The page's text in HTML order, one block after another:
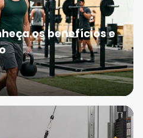
os benefícios e